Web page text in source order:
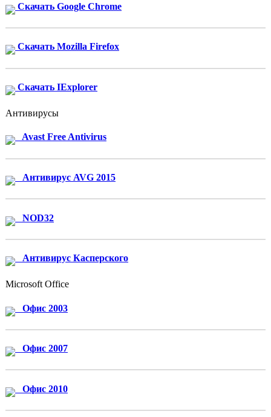
Скачать Google Chrome
Скачать Mozilla Firefox
Скачать IExplorer
Антивирусы
Avast Free Antivirus
Антивирус AVG 2015
NOD32
Антивирус Касперского
Microsoft Office
Офис 2003
Офис 2007
Офис 2010